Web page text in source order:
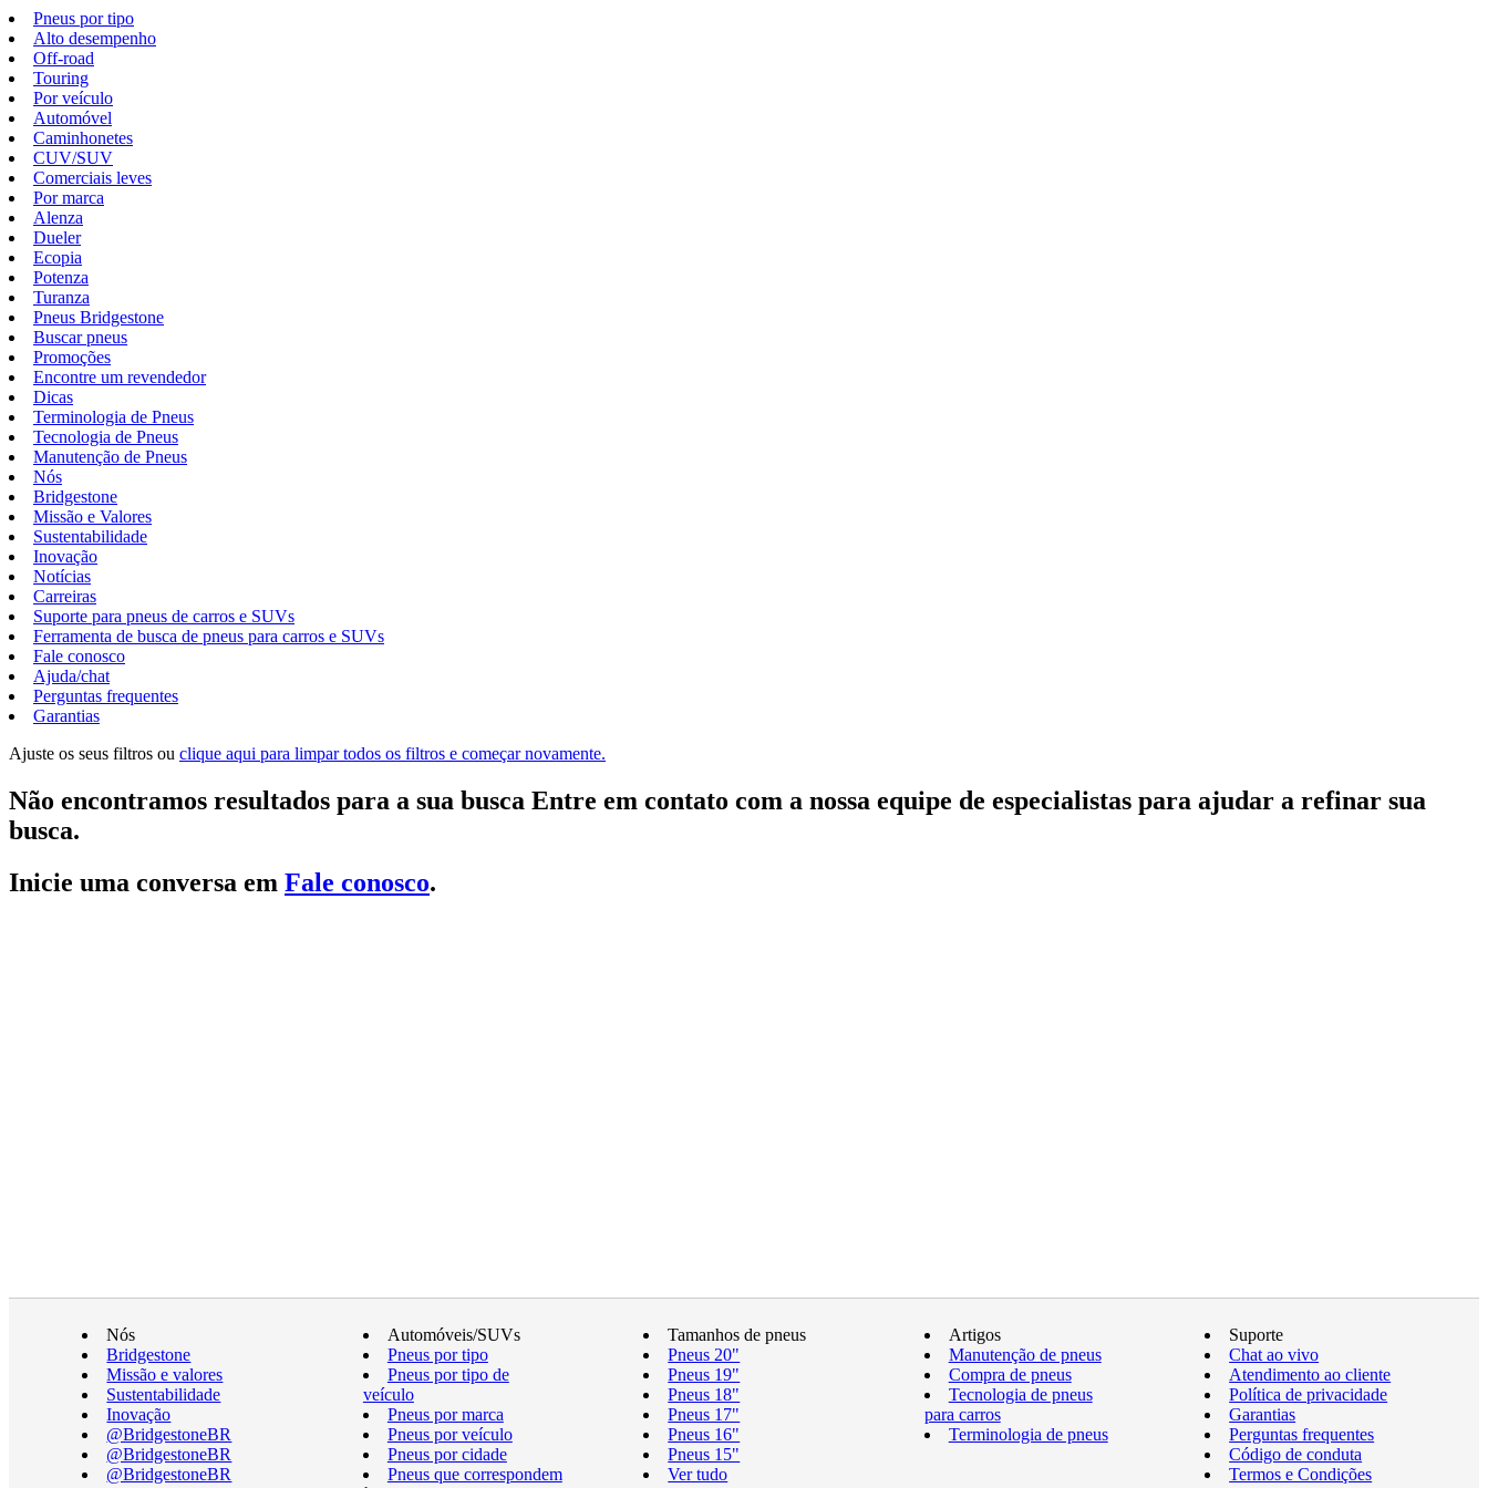
Pneus por tipo
Alto desempenho
Off-road
Touring
Por veículo
Automóvel
Caminhonetes
CUV/SUV
Comerciais leves
Por marca
Alenza
Dueler
Ecopia
Potenza
Turanza
Pneus Bridgestone
Buscar pneus
Promoções
Encontre um revendedor
Dicas
Terminologia de Pneus
Tecnologia de Pneus
Manutenção de Pneus
Nós
Bridgestone
Missão e Valores
Sustentabilidade
Inovação
Notícias
Carreiras
Suporte para pneus de carros e SUVs
Ferramenta de busca de pneus para carros e SUVs
Fale conosco
Ajuda/chat
Perguntas frequentes
Garantias
Ajuste os seus filtros ou clique aqui para limpar todos os filtros e começar novamente.
Não encontramos resultados para a sua busca Entre em contato com a nossa equipe de especialistas para ajudar a refinar sua
busca.
Inicie uma conversa em Fale conosco.
Nós
Bridgestone
Missão e valores
Sustentabilidade
Inovação
@BridgestoneBR
@BridgestoneBR
@BridgestoneBR
Automóveis/SUVs
Pneus por tipo
Pneus por tipo de
veículo
Pneus por marca
Pneus por veículo
Pneus por cidade
Pneus que correspondem
Tamanhos de pneus
Pneus 20"
Pneus 19"
Pneus 18"
Pneus 17"
Pneus 16"
Pneus 15"
Ver tudo
Artigos
Manutenção de pneus
Compra de pneus
Tecnologia de pneus
para carros
Terminologia de pneus
Suporte
Chat ao vivo
Atendimento ao cliente
Política de privacidade
Garantias
Perguntas frequentes
Código de conduta
Termos e Condições